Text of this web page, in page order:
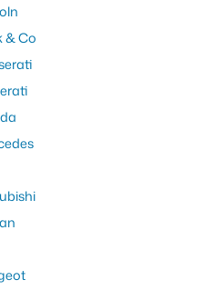
& Co